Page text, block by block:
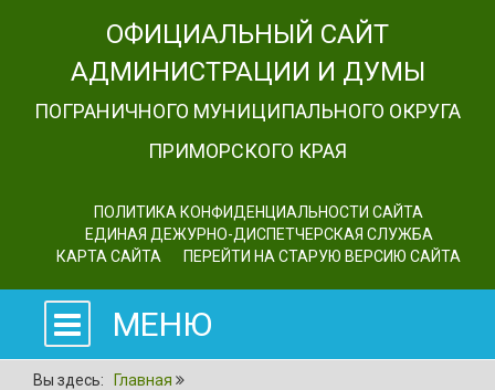
ОФИЦИАЛЬНЫЙ САЙТ
АДМИНИСТРАЦИИ И ДУМЫ
ПОГРАНИЧНОГО МУНИЦИПАЛЬНОГО ОКРУГА
ПРИМОРСКОГО КРАЯ
ПОЛИТИКА КОНФИДЕНЦИАЛЬНОСТИ САЙТА
ЕДИНАЯ ДЕЖУРНО-ДИСПЕТЧЕРСКАЯ СЛУЖБА
КАРТА САЙТА
ПЕРЕЙТИ НА СТАРУЮ ВЕРСИЮ САЙТА
МЕНЮ
Вы здесь:
Главная